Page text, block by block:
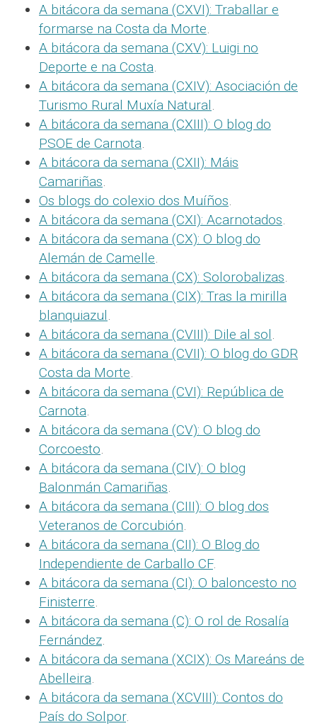
A bitácora da semana (CXVI): Traballar e
formarse na Costa da Morte.
A bitácora da semana (CXV): Luigi no
Deporte e na Costa.
A bitácora da semana (CXIV): Asociación de
Turismo Rural Muxía Natural.
A bitácora da semana (CXIII): O blog do
PSOE de Carnota.
A bitácora da semana (CXII): Máis
Camariñas.
Os blogs do colexio dos Muíños.
A bitácora da semana (CXI): Acarnotados.
A bitácora da semana (CX): O blog do
Alemán de Camelle.
A bitácora da semana (CX): Solorobalizas.
A bitácora da semana (CIX): Tras la mirilla
blanquiazul.
A bitácora da semana (CVIII): Dile al sol.
A bitácora da semana (CVII): O blog do GDR
Costa da Morte.
A bitácora da semana (CVI): República de
Carnota.
A bitácora da semana (CV): O blog do
Corcoesto.
A bitácora da semana (CIV): O blog
Balonmán Camariñas.
A bitácora da semana (CIII): O blog dos
Veteranos de Corcubión.
A bitácora da semana (CII): O Blog do
Independiente de Carballo CF.
A bitácora da semana (CI): O baloncesto no
Finisterre.
A bitácora da semana (C): O rol de Rosalía
Fernández.
A bitácora da semana (XCIX): Os Mareáns de
Abelleira.
A bitácora da semana (XCVIII): Contos do
País do Solpor.